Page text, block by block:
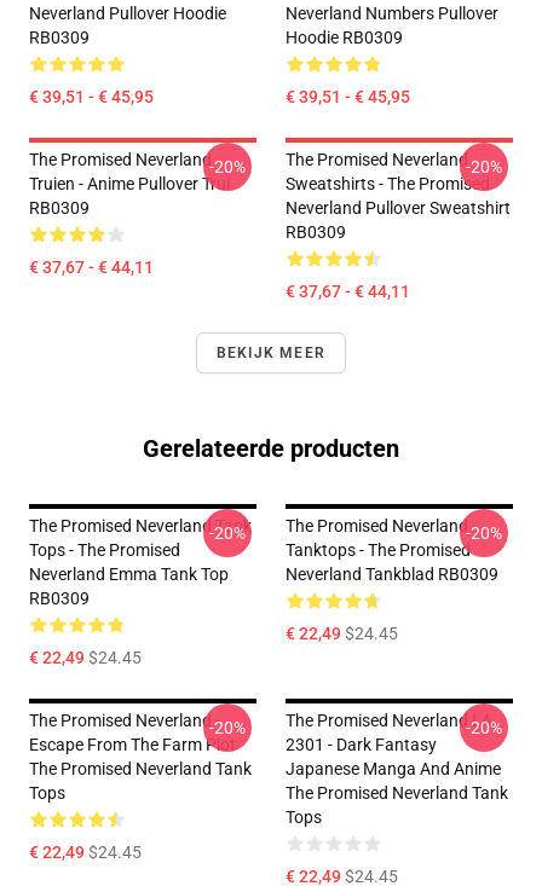
Neverland Pullover Hoodie
RB0309
€ 39,51 - € 45,95
Neverland Numbers Pullover
Hoodie RB0309
€ 39,51 - € 45,95
The Promised Neverland
Truien - Anime Pullover Trui
RB0309
€ 37,67 - € 44,11
-20%
The Promised Neverland
Sweatshirts - The Promised
Neverland Pullover Sweatshirt
RB0309
€ 37,67 - € 44,11
-20%
BEKIJK MEER
Gerelateerde producten
The Promised Neverland Tank
Tops - The Promised
Neverland Emma Tank Top
RB0309
€ 22,49$24.45
-20%
The Promised Neverland
Tanktops - The Promised
Neverland Tankblad RB0309
€ 22,49$24.45
-20%
The Promised Neverland -
Escape From The Farm Plot
The Promised Neverland Tank
Tops
€ 22,49$24.45
-20%
The Promised Neverland LA
2301 - Dark Fantasy
Japanese Manga And Anime
The Promised Neverland Tank
Tops
€ 22,49$24.45
-20%